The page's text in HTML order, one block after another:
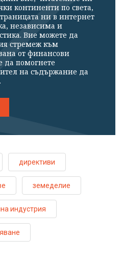
континенти по света,
ни в интернет
независима и
Вие можете да
стремеж към
от финансови
да помогнете
на съдържание да
директиви
земеделие
индустрия